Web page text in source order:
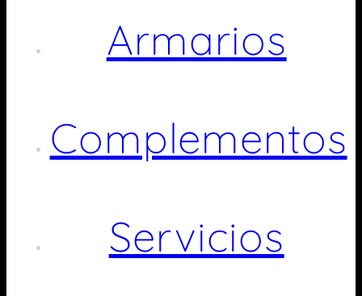
Armarios
Complementos
Servicios